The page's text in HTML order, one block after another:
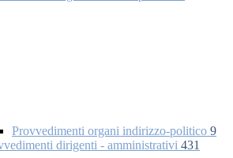
Provvedimenti organi indirizzo-politico 9
dirigenti - amministrativi 431